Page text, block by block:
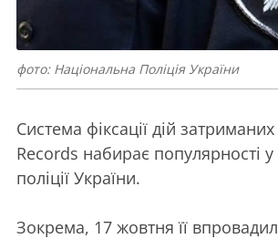
фото: Національна Поліція України
Система фіксації дій
Records набирає популярності у
поліції України.
Зокрема, 17 жовтня її